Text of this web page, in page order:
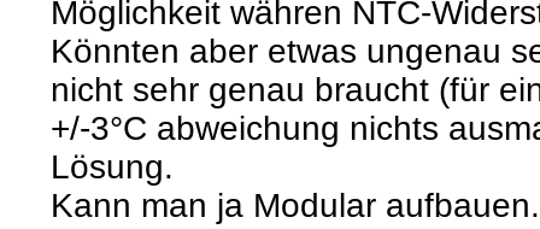
Möglichkeit währen NTC-
Könnten aber etwas ungenau
nicht sehr genau braucht (für
+/-3°C abweichung nichts
Lösung.
Kann man ja Modular aufbauen.